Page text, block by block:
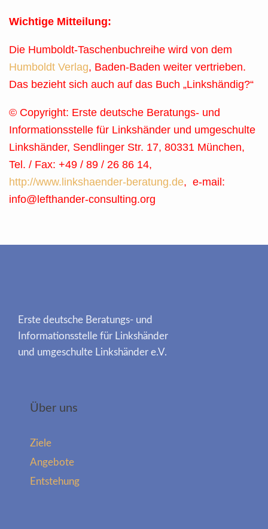
Wichtige Mitteilung:
Die Humboldt-Taschenbuchreihe wird von dem
Humboldt Verlag, Baden-Baden weiter vertrieben.
Das bezieht sich auch auf das Buch „Linkshändig?“
© Copyright: Erste deutsche Beratungs- und
Informationsstelle für Linkshänder und umgeschulte
Linkshänder, Sendlinger Str. 17, 80331 München,
Tel. / Fax: +49 / 89 / 26 86 14,
http://www.linkshaender-beratung.de, e-mail:
info@lefthander-consulting.org
Erste deutsche Beratungs- und
Informationsstelle für Linkshänder
und umgeschulte Linkshänder e.V.
Über uns
Ziele
Angebote
Entstehung